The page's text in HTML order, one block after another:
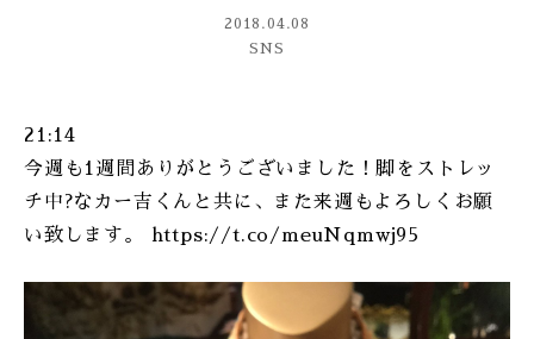
ACCESS
DIARY
CONTACT
ONLINE SHOP
2018.04.08
SNS
21:14
今週も1週間ありがとうございました！脚をストレッ
チ中?なカー吉くんと共に、また来週もよろしくお願
い致します。 https://t.co/meuNqmwj95